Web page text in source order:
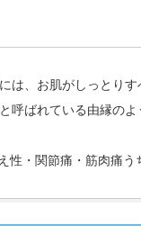
は、お肌がしっとりす
呼ばれている由縁のよ
性・関節痛・筋肉痛う